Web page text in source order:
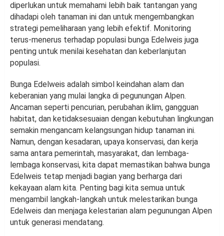
diperlukan untuk memahami lebih baik tantangan yang
dihadapi oleh tanaman ini dan untuk mengembangkan
strategi pemeliharaan yang lebih efektif. Monitoring
terus-menerus terhadap populasi bunga Edelweis juga
penting untuk menilai kesehatan dan keberlanjutan
populasi.
Bunga Edelweis adalah simbol keindahan alam dan
keberanian yang mulai langka di pegunungan Alpen.
Ancaman seperti pencurian, perubahan iklim, gangguan
habitat, dan ketidaksesuaian dengan kebutuhan lingkungan
semakin mengancam kelangsungan hidup tanaman ini.
Namun, dengan kesadaran, upaya konservasi, dan kerja
sama antara pemerintah, masyarakat, dan lembaga-
lembaga konservasi, kita dapat memastikan bahwa bunga
Edelweis tetap menjadi bagian yang berharga dari
kekayaan alam kita. Penting bagi kita semua untuk
mengambil langkah-langkah untuk melestarikan bunga
Edelweis dan menjaga kelestarian alam pegunungan Alpen
untuk generasi mendatang.